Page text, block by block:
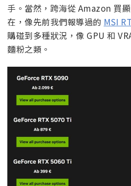
手。當然，跨海從 Amazon 買
在，像先前我們報導過的 MSI
購碰到多種狀況，像 GPU 和
麵粉之類。